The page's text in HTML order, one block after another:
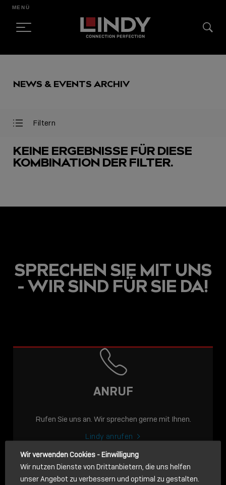
CONTENT
MENÜ
NEWS & EVENTS ARCHIV
Filter
Filter
Filtern
USB-C ÜBER LANGE
DISTANZEN: AKTIVE
USB-C-KABEL FÜR
STABILE 10 GBIT/S BIS
KEINE ERGEBNISSE FÜR DIESE
KOMBINATION DER FILTER.
SPRECHEN SIE MIT UNS
- WIR SIND FÜR SIE DA!
ANRUF
Rufen Sie uns an. Wir sprechen gerne mit Ihnen.
Lindy anrufen
Wir verwenden Cookies - Einwilligung
Wir nutzen Dienste von Drittanbietern, die uns helfen
unser Angebot zu verbessern und optimal zu gestalten.